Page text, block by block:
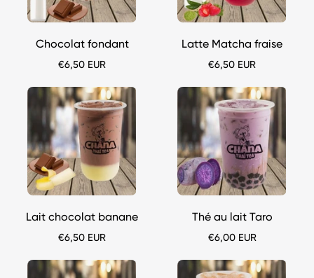
thai
Chocolat fondant
€6,50 EUR
chana-
thai
Latte Matcha fraise
€6,50 EUR
Bubble
tea
Lait
chocolat
banane
chana-
Lait chocolat banane
€6,50 EUR
Bubble
tea
Thé
au
lait
Taro
thai
Thé au lait Taro
€6,00 EUR
Bubble
Bubble